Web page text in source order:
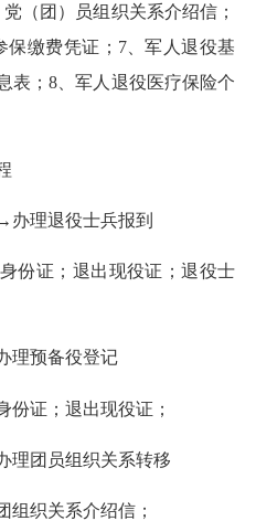
（团）员组织关系介绍信；
缴费凭证；7、军人退役基
表；8、军人退役医疗保险个
理退役士兵报到
证；退出现役证；退役士
预备役登记
证；退出现役证；
团员组织关系转移
织关系介绍信；